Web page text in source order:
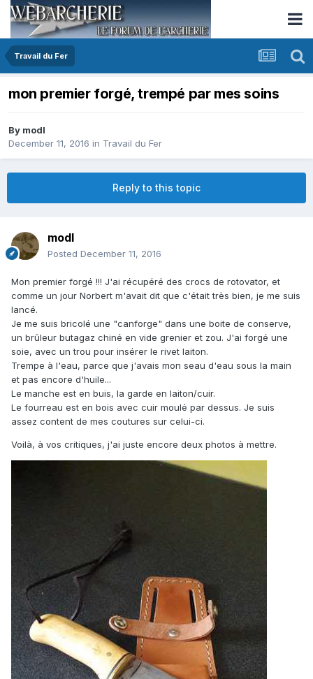
Travail du Fer
mon premier forgé, trempé par mes soins
By modl
December 11, 2016 in Travail du Fer
Reply to this topic
modl
Posted December 11, 2016
Mon premier forgé !!! J'ai récupéré des crocs de rotovator, et
comme un jour Norbert m'avait dit que c'était très bien, je me suis
lancé.
Je me suis bricolé une "canforge" dans une boite de conserve,
un brûleur butagaz chiné en vide grenier et zou. J'ai forgé une
soie, avec un trou pour insérer le rivet laiton.
Trempe à l'eau, parce que j'avais mon seau d'eau sous la main
et pas encore d'huile...
Le manche est en buis, la garde en laiton/cuir.
Le fourreau est en bois avec cuir moulé par dessus. Je suis
assez content de mes coutures sur celui-ci.
Voilà, à vos critiques, j'ai juste encore deux photos à mettre.